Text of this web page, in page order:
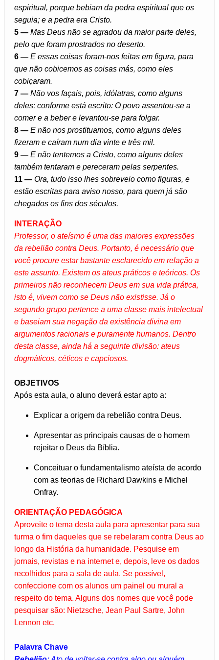
espiritual, porque bebiam da pedra espiritual que os
seguia; e a pedra era Cristo.
5 — Mas Deus não se agradou da maior parte deles,
pelo que foram prostrados no deserto.
6 — E essas coisas foram-nos feitas em figura, para
que não cobicemos as coisas más, como eles
cobiçaram.
7 — Não vos façais, pois, idólatras, como alguns
deles; conforme está escrito: O povo assentou-se a
comer e a beber e levantou-se para folgar.
8 — E não nos prostituamos, como alguns deles
fizeram e caíram num dia vinte e três mil.
9 — E não tentemos a Cristo, como alguns deles
também tentaram e pereceram pelas serpentes.
11 — Ora, tudo isso lhes sobreveio como figuras, e
estão escritas para aviso nosso, para quem já são
chegados os fins dos séculos.
INTERAÇÃO
Professor, o ateísmo é uma das maiores expressões
da rebelião contra Deus. Portanto, é necessário que
você procure estar bastante esclarecido em relação a
este assunto. Existem os ateus práticos e teóricos. Os
primeiros não reconhecem Deus em sua vida prática,
isto é, vivem como se Deus não existisse. Já o
segundo grupo pertence a uma classe mais intelectual
e baseiam sua negação da existência divina em
argumentos racionais e puramente humanos. Dentro
desta classe, ainda há a seguinte divisão: ateus
dogmáticos, céticos e capciosos.
OBJETIVOS
Após esta aula, o aluno deverá estar apto a:
Explicar a origem da rebelião contra Deus.
Apresentar as principais causas de o homem
rejeitar o Deus da Bíblia.
Conceituar o fundamentalismo ateísta de acordo
com as teorias de Richard Dawkins e Michel
Onfray.
ORIENTAÇÃO PEDAGÓGICA
Aproveite o tema desta aula para apresentar para sua
turma o fim daqueles que se rebelaram contra Deus ao
longo da História da humanidade. Pesquise em
jornais, revistas e na internet e, depois, leve os dados
recolhidos para a sala de aula. Se possível,
confeccione com os alunos um painel ou mural a
respeito do tema. Alguns dos nomes que você pode
pesquisar são: Nietzsche, Jean Paul Sartre, John
Lennon etc.
Palavra Chave